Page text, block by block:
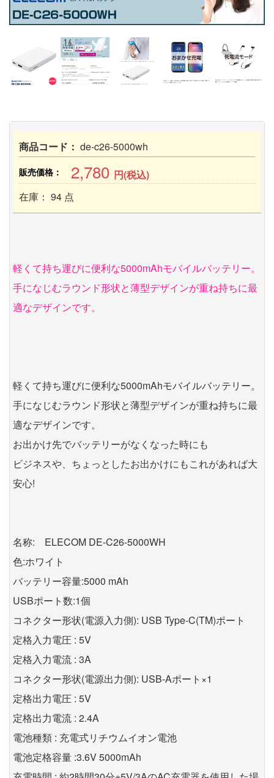
商品コード： de-c26-5000wh
販売価格： 2,780 円(税込)
在庫： 94 点
軽くて持ち運びに便利な5000mAhモバイルバッテリー。
手になじむラウンド形状と薄型デザインが重ね持ちに最
適なデザインです。
軽くて持ち運びに便利な5000mAhモバイルバッテリー。
手になじむラウンド形状と薄型デザインが重ね持ちに最
適なデザインです。
お出かけ先でバッテリーがなくなった時にも
ビジネスや、ちょっとしたお出かけにもこれがあれば大
安心!
名称: ELECOM DE-C26-5000WH
色:ホワイト
バッテリー容量:5000 mAh
USBポート数:1個
コネクター形状(電源入力側): USB Type-C(TM)ポート
定格入力電圧 : 5V
定格入力電流 : 3A
コネクター形状(電源出力側): USB-Aポート×1
定格出力電圧 : 5V
定格出力電流 : 2.4A
電池種類 : 充電式リチウムイオン電池
電池定格容量 :3.6V 5000mAh